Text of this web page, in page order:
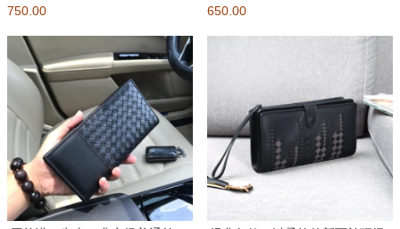
2017年专柜同步新全编
750.00
包 打蜡牛胎皮 皮料升级【意
650.00